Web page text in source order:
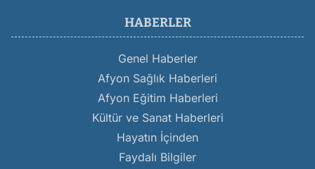
HABERLER
Genel Haberler
Afyon Sağlık Haberleri
Afyon Eğitim Haberleri
Kültür ve Sanat Haberleri
Hayatın İçinden
Faydalı Bilgiler